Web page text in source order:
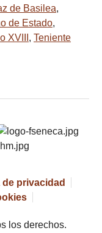
de Basilea,
de Estado,
XVIII , Teniente
de privacidad
los derechos.